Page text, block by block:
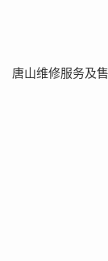
唐山维修服务及